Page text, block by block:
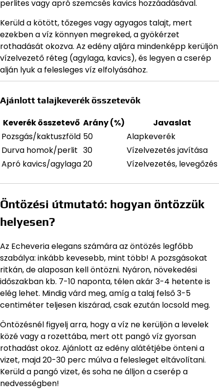
perlites vagy apró szemcsés kavics hozzáadásával.
Kerüld a kötött, tőzeges vagy agyagos talajt, mert
ezekben a víz könnyen megreked, a gyökérzet
rothadását okozva. Az edény aljára mindenképp kerüljön
vízelvezető réteg (agylaga, kavics), és legyen a cserép
alján lyuk a felesleges víz elfolyásához.
Ajánlott talajkeverék összetevők
Keverék összetevő Arány (%)
Javaslat
Pozsgás/kaktuszföld 50
Alapkeverék
Durva homok/perlit 30
Vízelvezetés javítása
Apró kavics/agylaga20 Vízelvezetés, levegőzés
Öntözési útmutató: hogyan öntözzük
helyesen?
Az Echeveria elegans számára az öntözés legfőbb
szabálya: inkább kevesebb, mint több! A pozsgásokat
ritkán, de alaposan kell öntözni. Nyáron, növekedési
időszakban kb. 7-10 naponta, télen akár 3-4 hetente is
elég lehet. Mindig várd meg, amíg a talaj felső 3-5
centiméter teljesen kiszárad, csak ezután locsold meg.
Öntözésnél figyelj arra, hogy a víz ne kerüljön a levelek
közé vagy a rozettába, mert ott pangó víz gyorsan
rothadást okoz. Ajánlott az edény alátétjébe önteni a
vizet, majd 20-30 perc múlva a felesleget eltávolítani.
Kerüld a pangó vizet, és soha ne álljon a cserép a
nedvességben!